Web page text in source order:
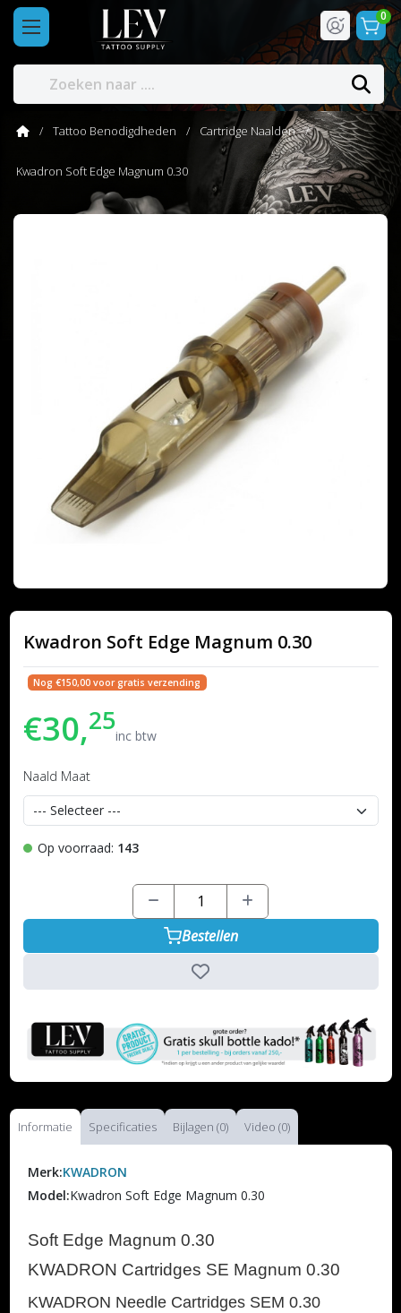
0
Tattoo Benodigdheden Cartridge Naalden
Kwadron Soft Edge Magnum 0.30
Kwadron Soft Edge Magnum 0.30
Nog €150,00 voor gratis verzending
€30,25inc btw
Naald Maat
Op voorraad: 143
Bestellen
Informatie Specificaties Bijlagen (0) Video (0)
Merk:KWADRON
Model:Kwadron Soft Edge Magnum 0.30
Soft Edge Magnum 0.30
KWADRON Cartridges SE Magnum 0.30
KWADRON Needle Cartridges SEM 0.30